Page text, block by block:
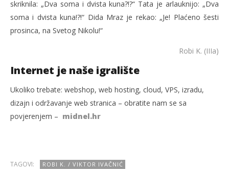
skriknila: „Dva soma i dvista kuna?!?“ Tata je arlauknijo: „Dva
soma i dvista kuna!?!“ Dida Mraz je rekao: „Je! Plaćeno šesti
prosinca, na Svetog Nikolu!“
Robi K. (IIIa)
Internet je naše igralište
Ukoliko trebate: webshop, web hosting, cloud, VPS, izradu,
dizajn i održavanje web stranica – obratite nam se sa
povjerenjem – midnel.hr
TAGOVI: ROBI K. / VIKTOR IVAČNIĆ